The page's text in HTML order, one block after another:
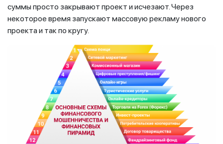
суммы просто закрывают проект и исчезают. Через
некоторое время запускают массовую рекламу нового
проекта и так по кругу.